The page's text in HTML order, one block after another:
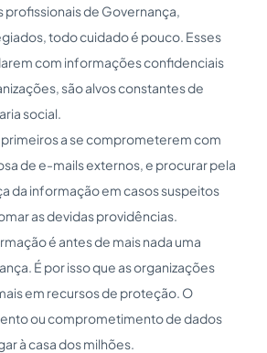
profissionais de Governança,
todo cuidado é pouco. Esses
com informações confidenciais
são alvos constantes de
social.
primeiros a se comprometerem com
de e-mails externos, e procurar pela
da informação em casos suspeitos
as devidas providências.
é antes de mais nada uma
É por isso que as organizações
em recursos de proteção. O
ou comprometimento de dados
à casa dos milhões.